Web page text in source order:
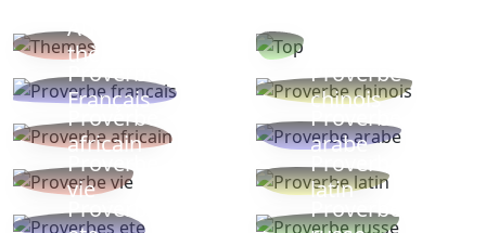
Autres
thèmes
Proverbe
Français
Proverbe
chinois
Proverbe
africain
Proverbe
arabe
Proverbe
vie
Proverbe
latin
Proverbes
Proverbe